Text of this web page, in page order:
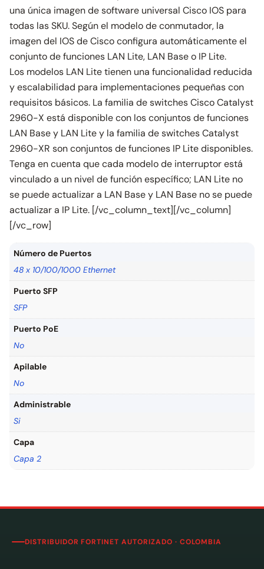
una única imagen de software universal Cisco IOS para
todas las SKU. Según el modelo de conmutador, la
imagen del IOS de Cisco configura automáticamente el
conjunto de funciones LAN Lite, LAN Base o IP Lite.
Los modelos LAN Lite tienen una funcionalidad reducida
y escalabilidad para implementaciones pequeñas con
requisitos básicos. La familia de switches Cisco Catalyst
2960-X está disponible con los conjuntos de funciones
LAN Base y LAN Lite y la familia de switches Catalyst
2960-XR son conjuntos de funciones IP Lite disponibles.
Tenga en cuenta que cada modelo de interruptor está
vinculado a un nivel de función específico; LAN Lite no
se puede actualizar a LAN Base y LAN Base no se puede
actualizar a IP Lite. [/vc_column_text][/vc_column]
[/vc_row]
Número de Puertos
48 x 10/100/1000 Ethernet
Puerto SFP
SFP
Puerto PoE
No
Apilable
No
Administrable
Si
Capa
Capa 2
DISTRIBUIDOR FORTINET AUTORIZADO · COLOMBIA